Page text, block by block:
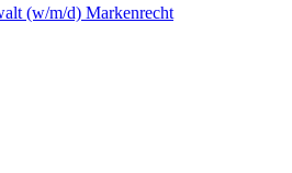
(w/m/d) Markenrecht